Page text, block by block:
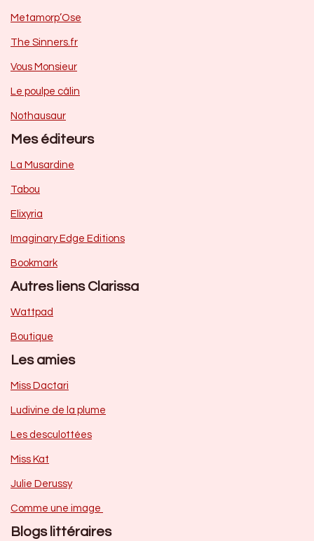
Metamorp’Ose
The Sinners.fr
Vous Monsieur
Le poulpe câlin
Nothausaur
Mes éditeurs
La Musardine
Tabou
Elixyria
Imaginary Edge Editions
Bookmark
Autres liens Clarissa
Wattpad
Boutique
Les amies
Miss Dactari
Ludivine de la plume
Les desculottées
Miss Kat
Julie Derussy
Comme une image
Blogs littéraires